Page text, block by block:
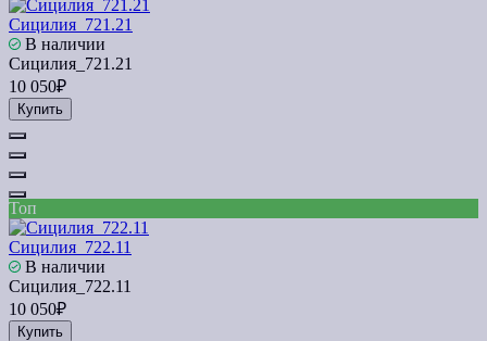
Сицилия_721.21
В наличии
Сицилия_721.21
10 050₽
Купить
Топ
Сицилия_722.11
В наличии
Сицилия_722.11
10 050₽
Купить